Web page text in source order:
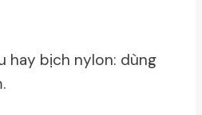
hay bịch nylon: dùng